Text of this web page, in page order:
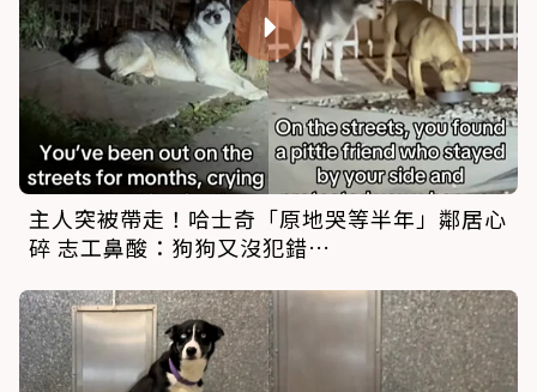
主人突被帶走！哈士奇「原地哭等半年」鄰居心
碎 志工鼻酸：狗狗又沒犯錯…